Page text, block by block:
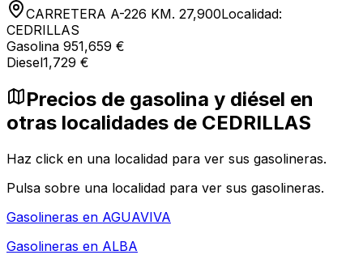
CARRETERA A-226 KM. 27,900Localidad:
CEDRILLAS
Gasolina 951,659 €
Diesel1,729 €
Precios de gasolina y diésel en
otras localidades de CEDRILLAS
Haz click en una localidad para ver sus gasolineras.
Pulsa sobre una localidad para ver sus gasolineras.
Gasolineras en AGUAVIVA
Gasolineras en ALBA